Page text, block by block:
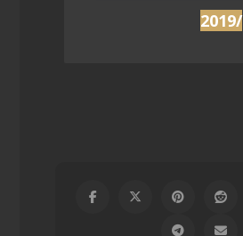
2019/